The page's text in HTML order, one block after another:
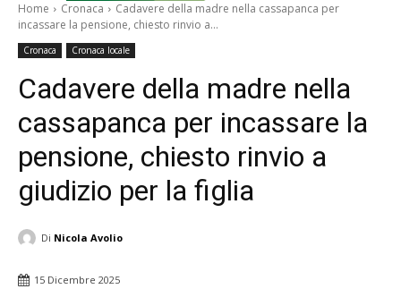
Home Cronaca
Cadavere della madre nella cassapanca per
incassare la pensione, chiesto rinvio a...
Cronaca Cronaca locale
Cadavere della madre nella
cassapanca per incassare la
pensione, chiesto rinvio a
giudizio per la figlia
Di Nicola Avolio
15 Dicembre 2025